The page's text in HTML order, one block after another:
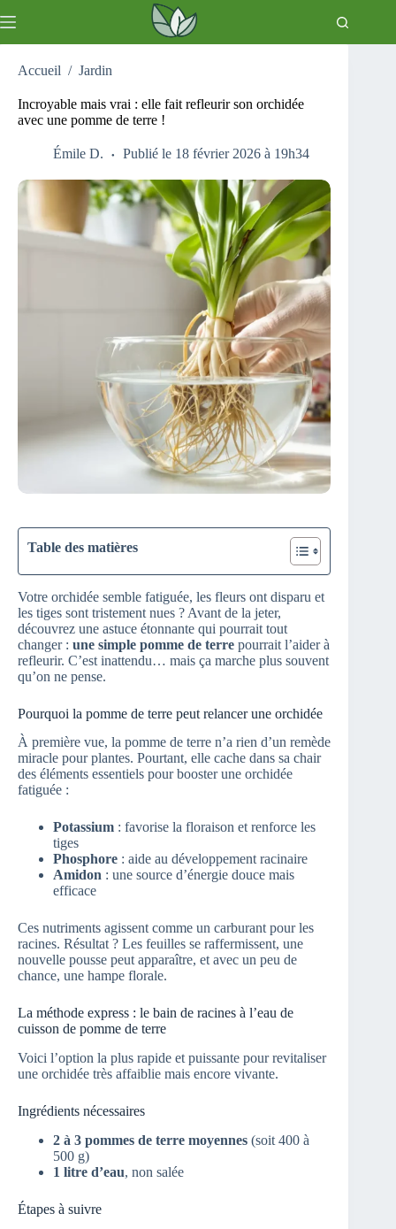
au
Accueil / Jardin
Incroyable mais vrai : elle fait refleurir son orchidée
avec une pomme de terre !
Émile D. Publié le 18 février 2026 à 19h34
Table des matières
Votre orchidée semble fatiguée, les fleurs ont disparu et
les tiges sont tristement nues ? Avant de la jeter,
découvrez une astuce étonnante qui pourrait tout
changer : une simple pomme de terre pourrait l’aider à
refleurir. C’est inattendu… mais ça marche plus souvent
qu’on ne pense.
Pourquoi la pomme de terre peut relancer une orchidée
À première vue, la pomme de terre n’a rien d’un remède
miracle pour plantes. Pourtant, elle cache dans sa chair
des éléments essentiels pour booster une orchidée
fatiguée :
Potassium : favorise la floraison et renforce les
tiges
Phosphore : aide au développement racinaire
Amidon : une source d’énergie douce mais
efficace
Ces nutriments agissent comme un carburant pour les
racines. Résultat ? Les feuilles se raffermissent, une
nouvelle pousse peut apparaître, et avec un peu de
chance, une hampe florale.
La méthode express : le bain de racines à l’eau de
cuisson de pomme de terre
Voici l’option la plus rapide et puissante pour revitaliser
une orchidée très affaiblie mais encore vivante.
Ingrédients nécessaires
2 à 3 pommes de terre moyennes (soit 400 à
500 g)
1 litre d’eau, non salée
Étapes à suivre